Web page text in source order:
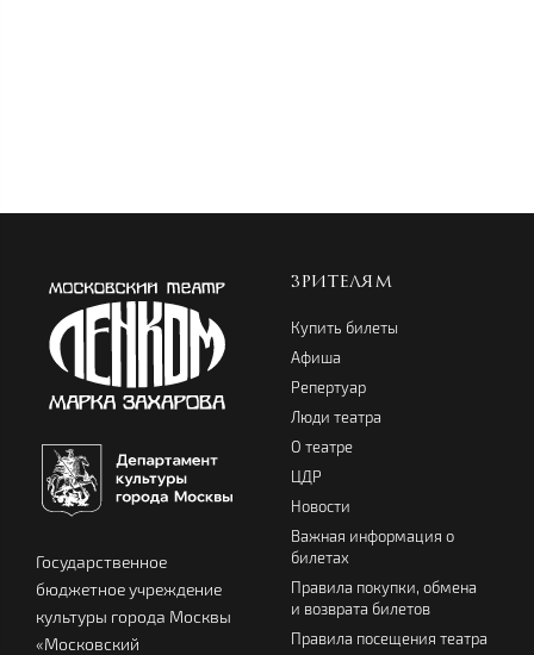
Государственное
бюджетное учреждение
культуры города Москвы
«Московский
ЗРИТЕЛЯМ
Купить билеты
Афиша
Репертуар
Люди театра
О театре
ЦДР
Новости
Важная информация о
билетах
Правила покупки, обмена
и возврата билетов
Правила посещения театра